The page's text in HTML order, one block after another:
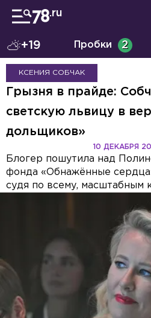
+19 Пробки 2
КСЕНИЯ СОБЧАК
Грызня в прайде:
светскую львицу в
дольщиков»
10 ДЕКАБРЯ
Блогер пошутила над
фонда «Обнажённые
судя по всему, масштабным